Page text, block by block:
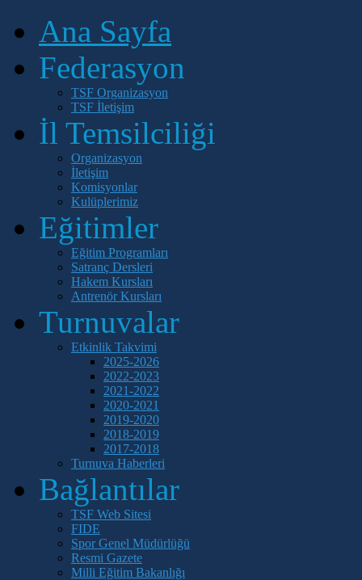
Ana Sayfa
Federasyon
TSF Organizasyon
TSF İletişim
İl Temsilciliği
Organizasyon
İletişim
Komisyonlar
Kulüplerimiz
Eğitimler
Eğitim Programları
Satranç Dersleri
Hakem Kursları
Antrenör Kursları
Turnuvalar
Etkinlik Takvimi
2025-2026
2022-2023
2021-2022
2020-2021
2019-2020
2018-2019
2017-2018
Turnuva Haberleri
Bağlantılar
TSF Web Sitesi
FIDE
Spor Genel Müdürlüğü
Resmi Gazete
Milli Eğitim Bakanlığı